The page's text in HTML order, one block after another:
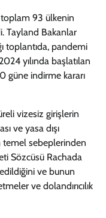
93 ülkenin
Tayland Bakanlar
toplantıda, pandemi
yılında başlatılan
güne indirme kararı
vizesiz girişlerin
ve yasa dışı
temel sebeplerinden
Sözcüsü Rachada
ve bunun
ve dolandırıcılık